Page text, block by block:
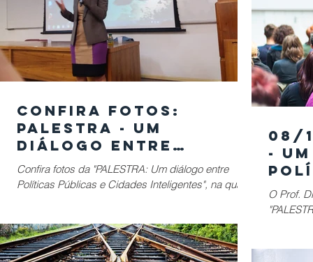
Confira fotos:
Palestra - Um
diálogo entre
Políticas Públicas e
Cidades Inteligentes
Confira fotos da "PALESTRA: Um diálogo entre
Políticas Públicas e Cidades Inteligentes", na qual
08/
-
O Prof.